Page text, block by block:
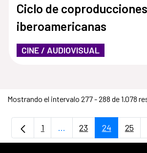
Ciclo de coproducciones
iberoamericanas
CINE / AUDIOVISUAL
Mostrando el intervalo 277 - 288 de 1.078
Página
1 ...Páginas intermedias
Página
23 Página
24 25